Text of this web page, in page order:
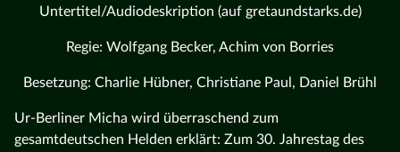
Untertitel/Audiodeskription (auf gretaundstarks.de)
Regie: Wolfgang Becker, Achim von Borries
Besetzung: Charlie Hübner, Christiane Paul, Daniel Brühl
Ur-Berliner Micha wird überraschend zum
gesamtdeutschen Helden erklärt: Zum 30. Jahrestag des